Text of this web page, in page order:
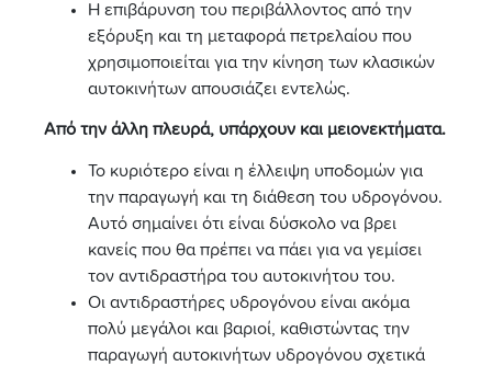
Η επιβάρυνση του περιβάλλοντος από την
εξόρυξη και τη μεταφορά πετρελαίου που
χρησιμοποιείται για την κίνηση των κλασικών
αυτοκινήτων απουσιάζει εντελώς.
Από την άλλη πλευρά, υπάρχουν και μειονεκτήματα.
Το κυριότερο είναι η έλλειψη υποδομών για
την παραγωγή και τη διάθεση του υδρογόνου.
Αυτό σημαίνει ότι είναι δύσκολο να βρει
κανείς που θα πρέπει να πάει για να γεμίσει
τον αντιδραστήρα του αυτοκινήτου του.
Οι αντιδραστήρες υδρογόνου είναι ακόμα
πολύ μεγάλοι και βαριοί, καθιστώντας την
παραγωγή αυτοκινήτων υδρογόνου σχετικά